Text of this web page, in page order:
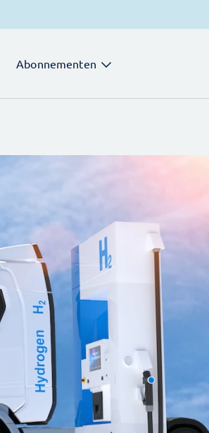
Abonnementen